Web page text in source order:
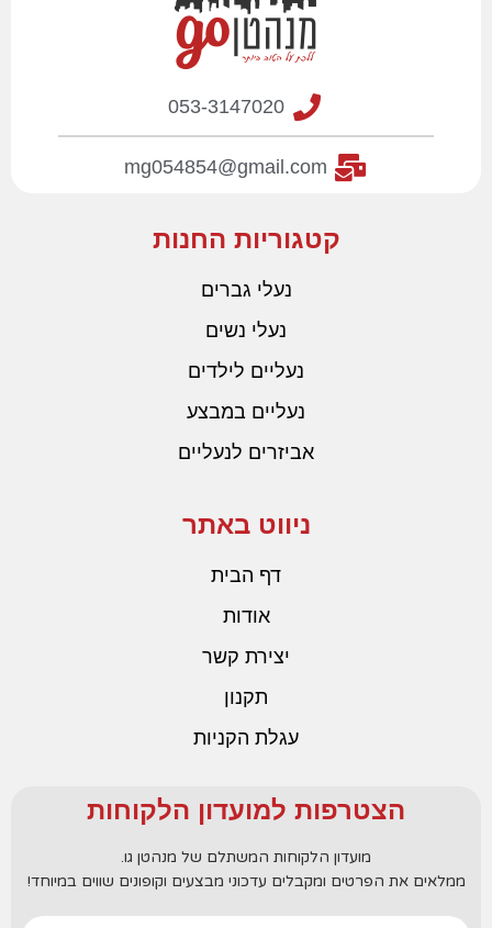
053-3147020
mg054854@gmail.com
קטגוריות החנות
נעלי גברים
נעלי נשים
נעליים לילדים
נעליים במבצע
אביזרים לנעליים
ניווט באתר
דף הבית
אודות
יצירת קשר
תקנון
עגלת הקניות
הצטרפות למועדון הלקוחות
מועדון הלקוחות המשתלם של מנהטן גו.
ממלאים את הפרטים ומקבלים עדכוני מבצעים וקופונים שווים במיוחד!